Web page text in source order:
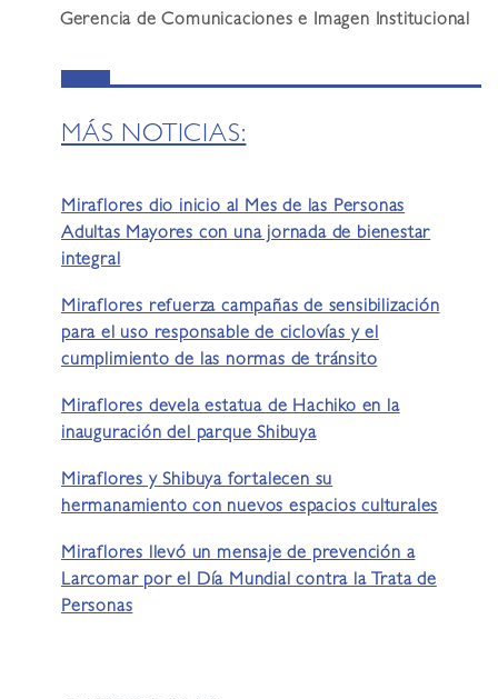
Gerencia de Comunicaciones e Imagen Institucional
MÁS NOTICIAS:
Miraflores dio inicio al Mes de las Personas
Adultas Mayores con una jornada de bienestar
integral
Miraflores refuerza campañas de sensibilización
para el uso responsable de ciclovías y el
cumplimiento de las normas de tránsito
Miraflores devela estatua de Hachiko en la
inauguración del parque Shibuya
Miraflores y Shibuya fortalecen su
hermanamiento con nuevos espacios culturales
Miraflores llevó un mensaje de prevención a
Larcomar por el Día Mundial contra la Trata de
Personas